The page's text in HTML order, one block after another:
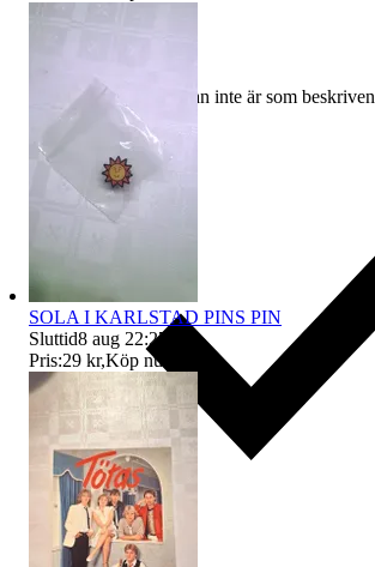
Ersättning om varan inte är som beskriven
SOLA I KARLSTAD PINS PIN
Sluttid8 aug 22:27
Pris:29 kr,Köp nu